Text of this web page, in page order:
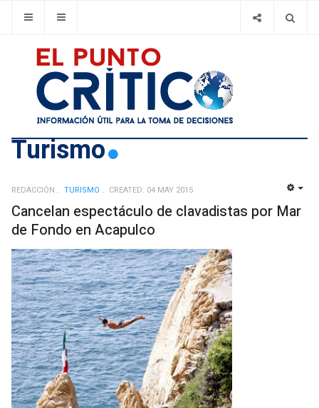
Turismo
REDACCIÓN TURISMO CREATED: 04 MAY 2015
Cancelan espectáculo de clavadistas por Mar
de Fondo en Acapulco